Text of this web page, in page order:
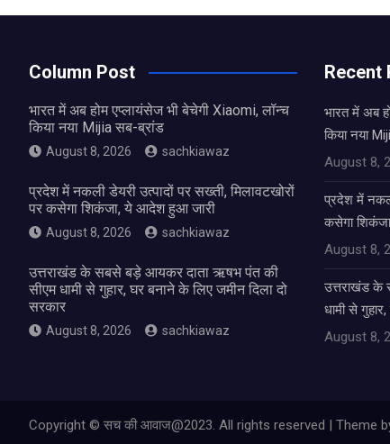
Column Post
भारत में अब होम एप्लायंसेज भी बेचेगी Xiaomi, लॉन्च
किया नया Mijia सब-ब्रांड
August 8, 2026 sachkiawaz
प्रदेश में नकली डेयरी उत्पादों पर सख्ती, मिलावटखोरों
पर कसेगा शिकंजा, ये आदेश हुआ जारी
August 8, 2026 sachkiawaz
उत्तराखंड के सबसे बड़े आयकर दाता ऋषभ पंत की
सीएम धामी से गुहार, घर बनाने के लिए जमीन दिला दो
सरकार
August 8, 2026 sachkiawaz
Recent
भारत में अब
किया नया
August 8,
प्रदेश में
कसेगा
August 8,
उत्तराखंड के
धामी से
August 8,
Copyright © सच की आवाज@2023. All rights reserved | Theme